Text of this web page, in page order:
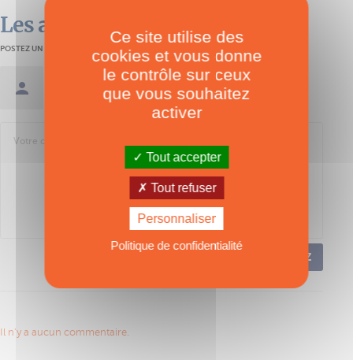
Les avis des lecteurs
POSTEZ UN AVIS
Se connecter / Créer un compte
POSTEZ
Il n'y a aucun commentaire.
Ce site utilise des
cookies et vous donne
le contrôle sur ceux
que vous souhaitez
activer
Tout accepter
Tout refuser
Personnaliser
Politique de confidentialité